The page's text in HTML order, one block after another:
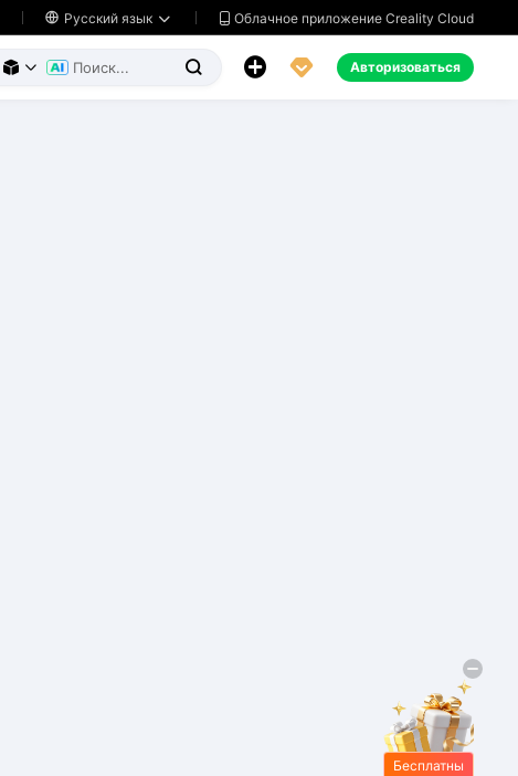
 Русский язык   Облачное приложение Creality Cloud
     Авторизоваться
Бесплатны